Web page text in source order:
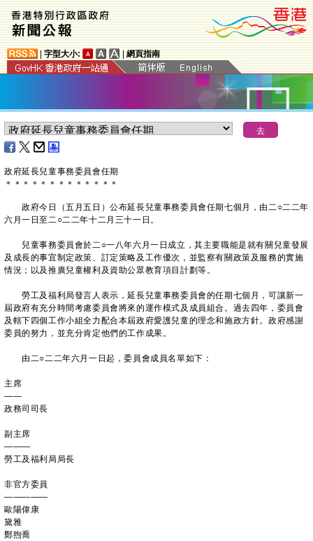
字型大小: 網頁指南
政府延長兒童事務委員會任期
＊ ＊ ＊ ＊ ＊ ＊ ＊ ＊ ＊ ＊ ＊ ＊ ＊
政府今日（五月五日）公布延長兒童事務委員會任期七個月，由二○二二年
六月一日至二○二二年十二月三十一日。
兒童事務委員會於二○一八年六月一日成立，其主要職能是就有關兒童發展
及成長的事宜制定政策、訂定策略及工作優次，並監察有關政策及服務的實施
情況；以及推廣兒童權利及資助公眾教育項目計劃等。
勞工及福利局發言人表示，延長兒童事務委員會的任期七個月，可讓新一
屆政府有充分時間考慮委員會將來的運作模式及成員組合。過去四年，委員會
及轄下四個工作小組全力配合本屆政府愛護兒童的理念和施政方針。政府感謝
委員的努力，並充分肯定他們的工作成果。
由二○二二年六月一日起，委員會成員名單如下：
主席
——
政務司司長
副主席
———
勞工及福利局局長
非官方委員
—————
歐陽偉康
黛雅
鄭煦喬